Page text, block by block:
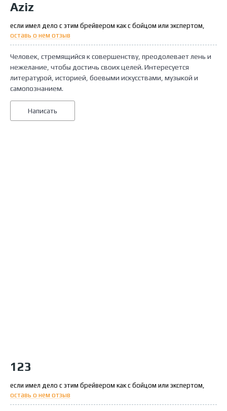
Aziz
если имел дело с этим брейвером как с бойцом или экспертом,
оставь о нем отзыв
Человек, стремящийся к совершенству, преодолевает лень и
нежелание, чтобы достичь своих целей. Интересуется
литературой, историей, боевыми искусствами, музыкой и
самопознанием.
Написать
123
если имел дело с этим брейвером как с бойцом или экспертом,
оставь о нем отзыв